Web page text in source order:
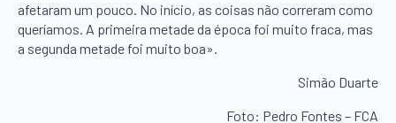
afetaram um pouco. No início, as coisas não correram como
queríamos. A primeira metade da época foi muito fraca, mas
a segunda metade foi muito boa».
Simão Duarte
Foto: Pedro Fontes – FCA